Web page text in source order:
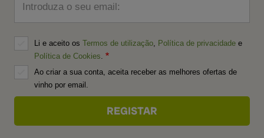
Introduza o seu email:
Li e aceito os Termos de utilização Política de privacidade e
Política de Cookies
Ao criar a sua conta, aceita receber as melhores ofertas de
vinho por email.